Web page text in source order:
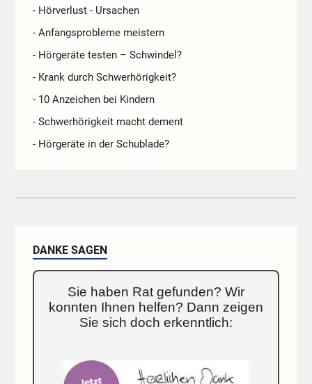
- Hörverlust - Ursachen
- Anfangsprobleme meistern
- Hörgeräte testen – Schwindel?
- Krank durch Schwerhörigkeit?
- 10 Anzeichen bei Kindern
- Schwerhörigkeit macht dement
- Hörgeräte in der Schublade?
DANKE SAGEN
Sie haben Rat gefunden? Wir
konnten Ihnen helfen? Dann zeigen
Sie sich doch erkenntlich: